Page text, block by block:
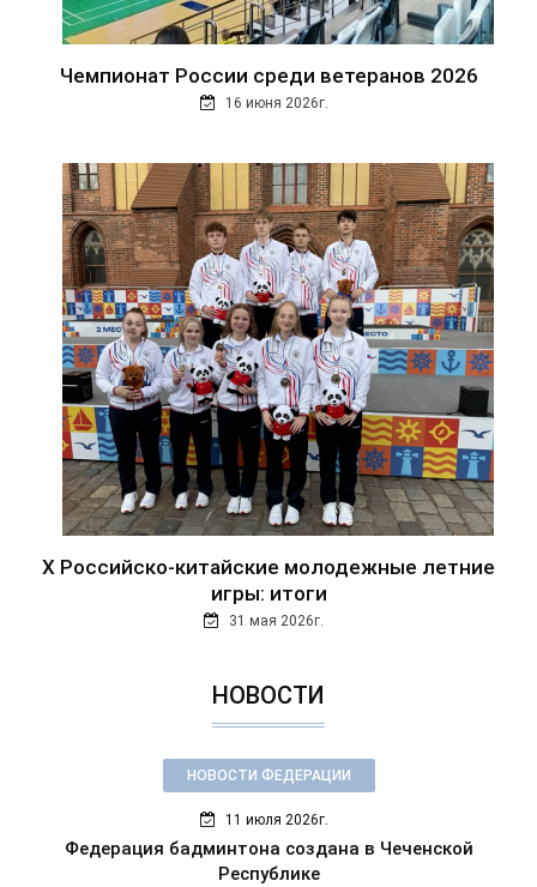
Чемпионат России среди ветеранов 2026
16 июня 2026г.
Х Российско-китайские молодежные летние
игры: итоги
31 мая 2026г.
НОВОСТИ
НОВОСТИ ФЕДЕРАЦИИ
11 июля 2026г.
Федерация бадминтона создана в Чеченской
Республике